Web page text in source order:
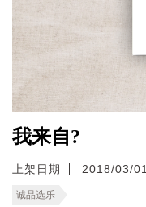
我来自?
上架日期 2018/03/01
诚品选乐